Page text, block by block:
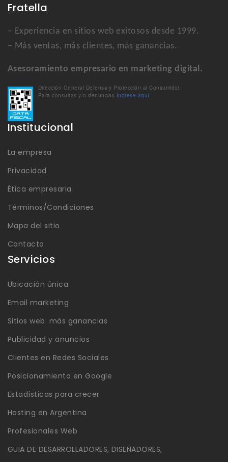
Fratella
– Experiencia en sitios web exitosos desde 1999.
– Más ventas, más clientes, más ganancias.
Asesoramiento empresario en marketing digital.
Dirección General Defensa y Protección al Consumidor.
Para consultas y/o denuncias Ingrese aquí
Institucional
La empresa
Privacidad
Ética empresaria
Términos/Condiciones
Mapa del sitio
Contacto
Servicios
Ubicación única
Email marketing
Sitios web: más ganancias
Publicidad y anuncios
Clientes en Redes Sociales
Posicionamiento en Google
Estadísticas para crecer
Hosting en Argentina
Profesionales Web
GUIA DE DESARROLLADORES, DISEÑADORES,